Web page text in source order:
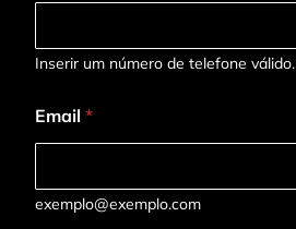
Inserir um número de telefone válido.
Email *
exemplo@exemplo.com